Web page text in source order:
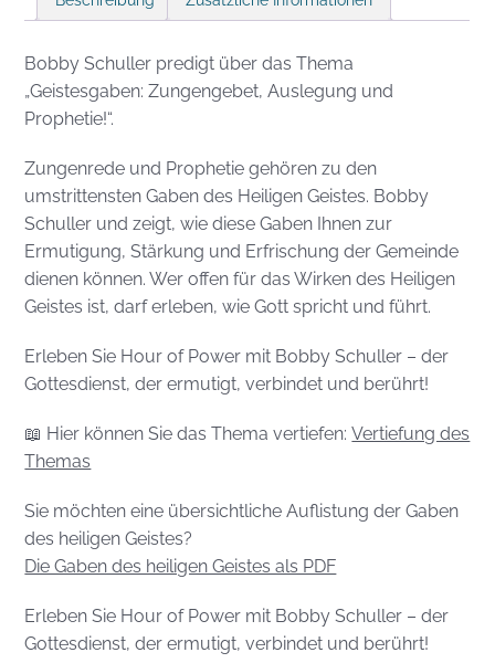
Bobby Schuller predigt über das Thema
„Geistesgaben: Zungengebet, Auslegung und
Prophetie!“.
Zungenrede und Prophetie gehören zu den
umstrittensten Gaben des Heiligen Geistes. Bobby
Schuller und zeigt, wie diese Gaben Ihnen zur
Ermutigung, Stärkung und Erfrischung der Gemeinde
dienen können. Wer offen für das Wirken des Heiligen
Geistes ist, darf erleben, wie Gott spricht und führt.
Erleben Sie Hour of Power mit Bobby Schuller – der
Gottesdienst, der ermutigt, verbindet und berührt!
📖 Hier können Sie das Thema vertiefen:Vertiefung des
Themas
Sie möchten eine übersichtliche Auflistung der Gaben
des heiligen Geistes?
Die Gaben des heiligen Geistes als PDF
Erleben Sie Hour of Power mit Bobby Schuller – der
Gottesdienst, der ermutigt, verbindet und berührt!